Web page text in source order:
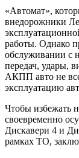
«Автомат»,
внедорожники
работы. Однако
обслуживании с
передач, удары,
АКПП авто не
эксплуатацию
Чтобы избежать
своевременно
Дискавери 4 и
рамках ТО,